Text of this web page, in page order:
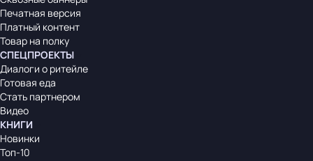
Печатная версия
Платный контент
Товар на полку
СПЕЦПРОЕКТЫ
Диалоги о ритейле
Готовая еда
Стать партнером
Видео
КНИГИ
Новинки
Топ-10